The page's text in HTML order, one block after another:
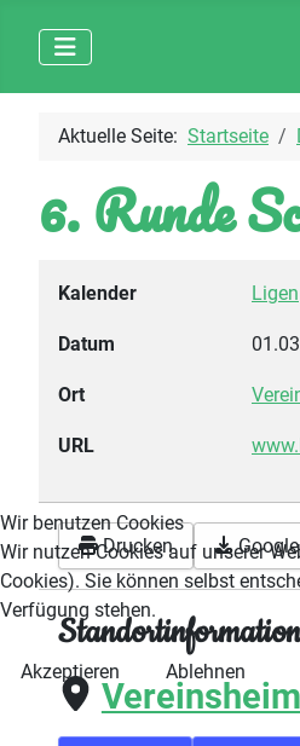
Aktuelle Seite: Startseite
6. Runde
Kalender Ligen
Datum
Ort
URL
Drucken Google
Wir benutzen Cookies
Wir nutzen Cookies auf unserer
Cookies). Sie können selbst
Verfügung stehen.
Akzeptieren
Ablehnen